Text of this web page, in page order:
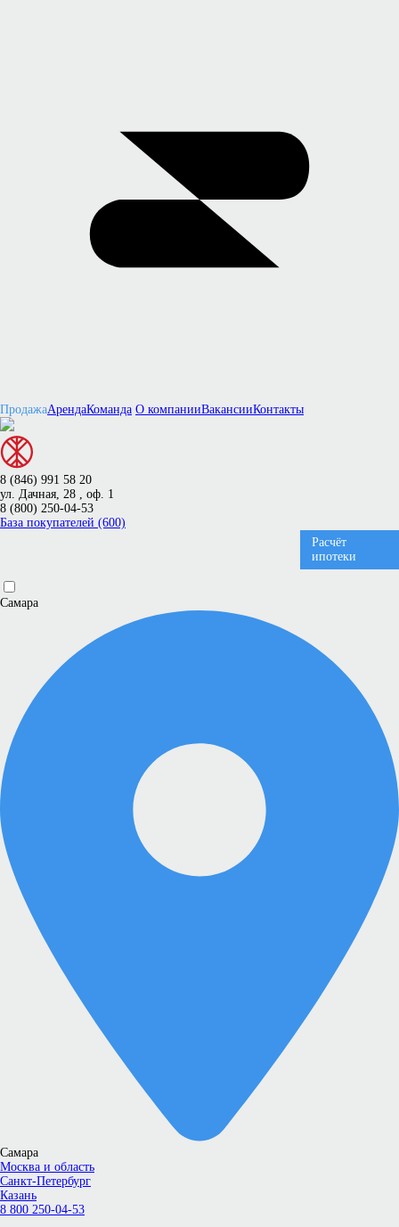
ПродажаАрендаКоманда О компанииВакансииКонтакты
8 (846) 991 58 20
ул. Дачная, 28 , оф. 1
8 (800) 250-04-53
База покупателей (600)
Расчёт
ипотеки
Самара
Самара
Москва и область
Санкт-Петербург
Казань
8 800 250-04-53